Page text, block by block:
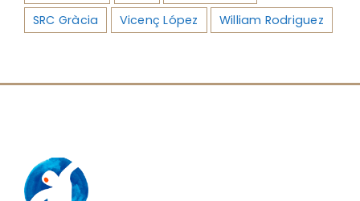
SRC Gràcia
Vicenç López William Rodriguez